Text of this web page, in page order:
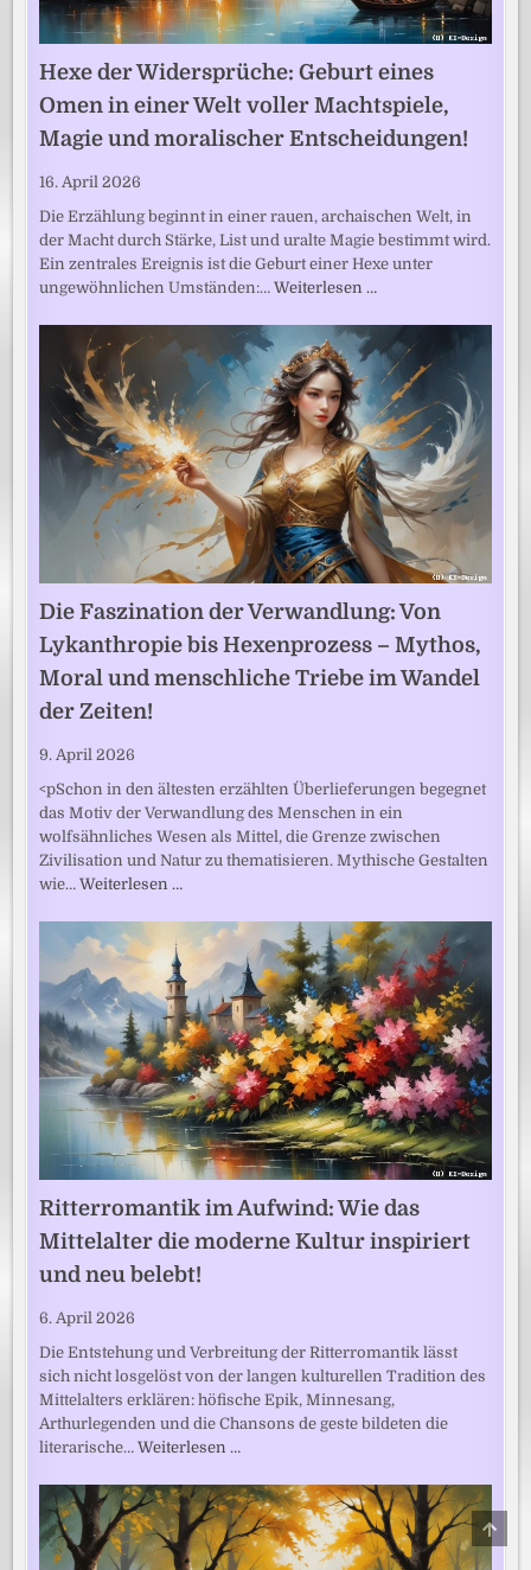
Hexe der Widersprüche: Geburt eines
Omen in einer Welt voller Machtspiele,
Magie und moralischer Entscheidungen!
16. April 2026
Die Erzählung beginnt in einer rauen, archaischen Welt, in
der Macht durch Stärke, List und uralte Magie bestimmt wird.
Ein zentrales Ereignis ist die Geburt einer Hexe unter
ungewöhnlichen Umständen:…Weiterlesen …
Die Faszination der Verwandlung: Von
Lykanthropie bis Hexenprozess – Mythos,
Moral und menschliche Triebe im Wandel
der Zeiten!
9. April 2026
<pSchon in den ältesten erzählten Überlieferungen begegnet
das Motiv der Verwandlung des Menschen in ein
wolfsähnliches Wesen als Mittel, die Grenze zwischen
Zivilisation und Natur zu thematisieren. Mythische Gestalten
wie…Weiterlesen …
Ritterromantik im Aufwind: Wie das
Mittelalter die moderne Kultur inspiriert
und neu belebt!
6. April 2026
Die Entstehung und Verbreitung der Ritterromantik lässt
sich nicht losgelöst von der langen kulturellen Tradition des
Mittelalters erklären: höfische Epik, Minnesang,
Arthurlegenden und die Chansons de geste bildeten die
literarische…Weiterlesen …
TO